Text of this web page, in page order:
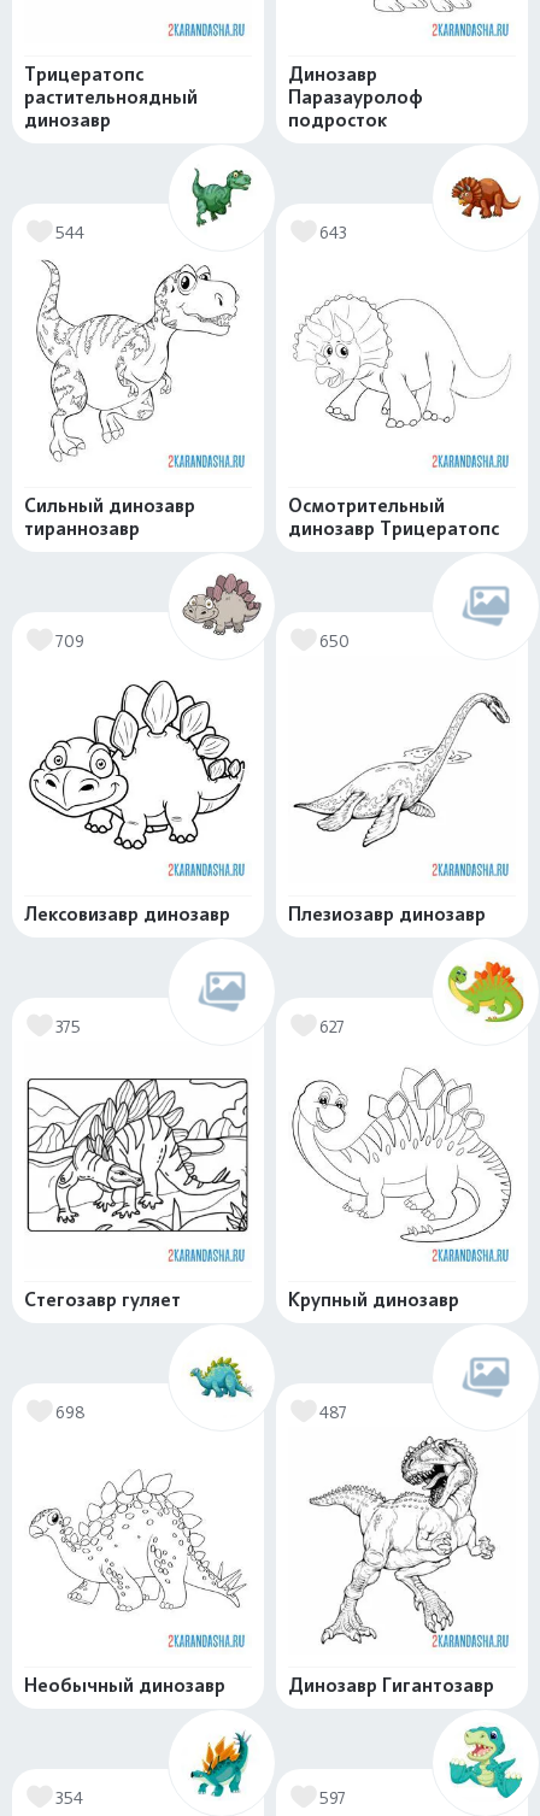
Трицератопс
растительноядный
динозавр
Динозавр
Паразауролоф
подросток
544
Сильный динозавр
тираннозавр
643
Осмотрительный
динозавр Трицератопс
709
Лексовизавр динозавр
650
Плезиозавр динозавр
375
Стегозавр гуляет
627
Крупный динозавр
698
Необычный динозавр
487
Динозавр Гигантозавр
354 597